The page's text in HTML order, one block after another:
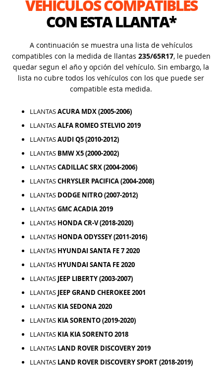
VEHÍCULOS COMPATIBLES
CON ESTA LLANTA*
A continuación se muestra una lista de vehículos
compatibles con la medida de llantas 235/65R17, le pueden
quedar segun el año y opción del vehículo. Sin embargo, la
lista no cubre todos los vehículos con los que puede ser
compatible esta medida.
LLANTASACURA MDX (2005-2006)
LLANTASALFA ROMEO STELVIO 2019
LLANTASAUDI Q5 (2010-2012)
LLANTAS BMW X5 (2000-2002)
LLANTASCADILLAC SRX (2004-2006)
LLANTASCHRYSLER PACIFICA (2004-2008)
LLANTAS DODGE NITRO (2007-2012)
LLANTASGMC ACADIA 2019
LLANTAS HONDA CR-V (2018-2020)
LLANTAS HONDA ODYSSEY (2011-2016)
LLANTAS HYUNDAI SANTA FE 7 2020
LLANTAS HYUNDAI SANTA FE 2020
LLANTAS JEEP LIBERTY (2003-2007)
LLANTAS JEEP GRAND CHEROKEE 2001
LLANTAS KIA SEDONA 2020
LLANTAS KIA SORENTO (2019-2020)
LLANTAS KIA KIA SORENTO 2018
LLANTAS LAND ROVER DISCOVERY 2019
LLANTAS LAND ROVER DISCOVERY SPORT (2018-2019)